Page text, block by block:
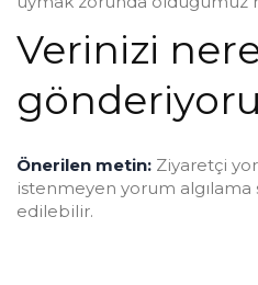
Verinizi
Önerilen metin: Ziyaretçi
istenmeyen yorum algılama
edilebilir.